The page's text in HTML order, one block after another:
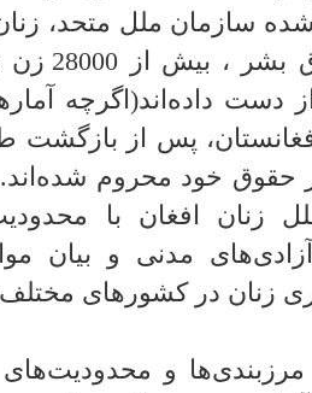
تأییدشده سازمان ملل متحد،
بر اساس
دست داده‌اند(اگرچه
پس از بازگشت
از حقوق خود محروم
زنان افغان با
مدنی و بیان
زنان در کشورهای
و